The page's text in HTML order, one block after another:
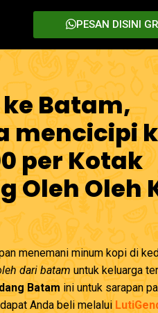
PESAN DISINI
Batam,
mencicipi
per Kotak
Oleh Oleh
menemani minum kopi di
dari batam untuk keluarga
Batam ini untuk sarapan
Anda beli melalui